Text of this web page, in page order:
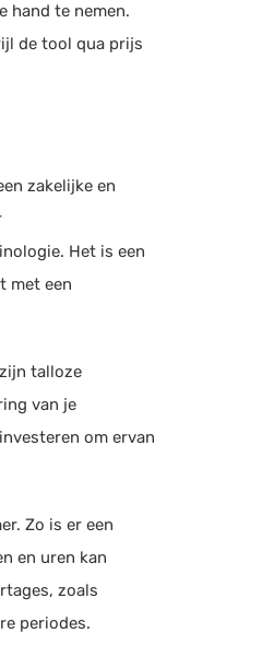
(+2)
hand te nemen.
de tool qua prijs
zakelijke en
Het is een
met een
talloze
van je
om ervan
Zo is er een
en uren kan
zoals
periodes.